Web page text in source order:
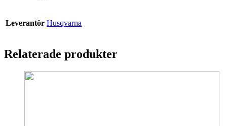
Leverantör Husqvarna
Relaterade produkter